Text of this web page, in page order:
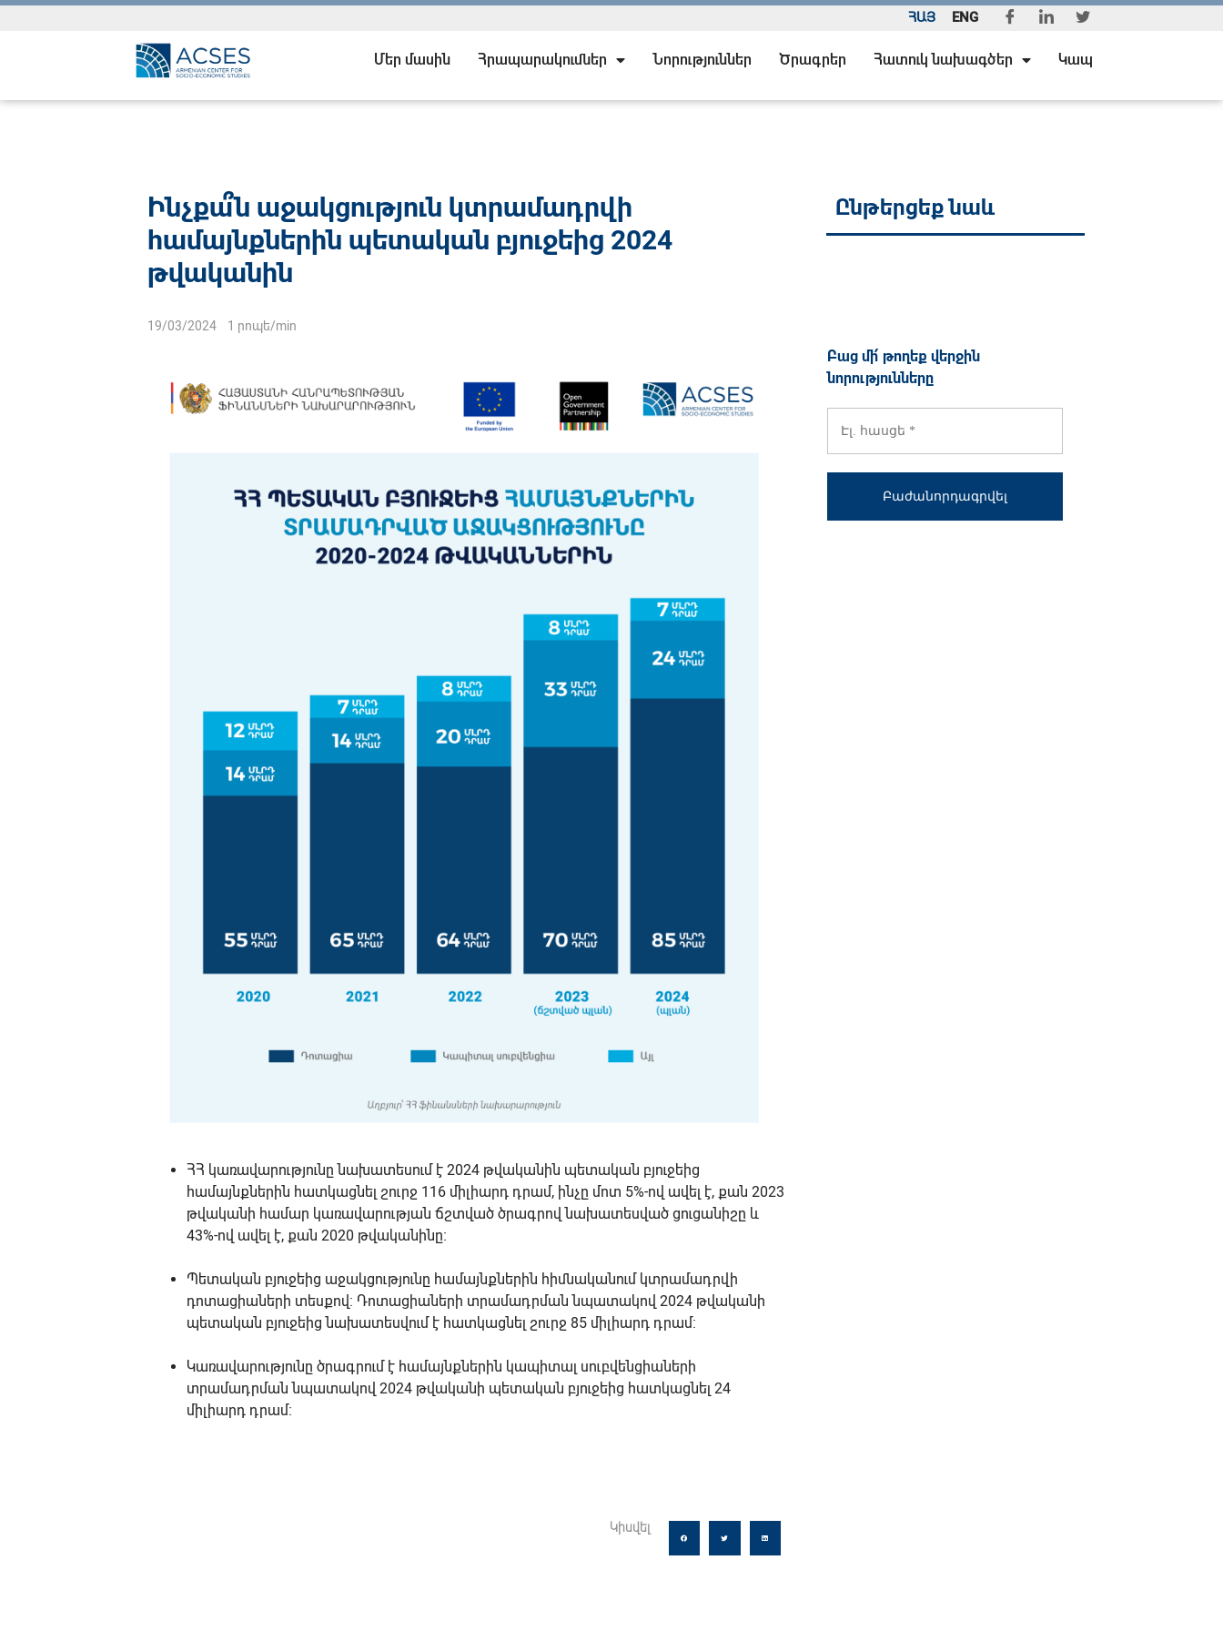
ՀԱՅ ENG
Մեր մասին Հրապարակումներ Նորություններ Ծրագրեր Հատուկ նախագծեր Կապ
Ինչքա՞ն աջակցություն կտրամադրվի
համայնքներին պետական բյուջեից 2024
թվականին
19/03/2024
ՀՀ կառավարությունը նախատեսում է 2024 թվականին պետական բյուջեից
համայնքներին հատկացնել շուրջ 116 միլիարդ դրամ, ինչը մոտ 5%-ով ավել է, քան 2023
թվականի համար կառավարության ճշտված ծրագրով նախատեսված ցուցանիշը և
43%-ով ավել է, քան 2020 թվականինը։
Պետական բյուջեից աջակցությունը համայնքներին հիմնականում կտրամադրվի
դոտացիաների տեսքով: Դոտացիաների տրամադրման նպատակով 2024 թվականի
պետական բյուջեից նախատեսվում է հատկացնել շուրջ 85 միլիարդ դրամ:
Կառավարությունը ծրագրում է համայնքներին կապիտալ սուբվենցիաների
տրամադրման նպատակով 2024 թվականի պետական բյուջեից հատկացնել 24
միլիարդ դրամ։
Կիսվել
Ընթերցեք նաև
Բաց մի՛ թողեք վերջին
նորությունները